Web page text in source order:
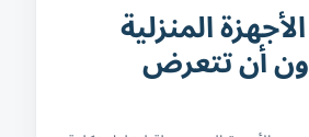
المنزلية
أن تتعرض